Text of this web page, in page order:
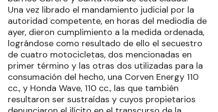
Una vez librado el mandamiento judicial por la
autoridad competente, en horas del mediodía de
ayer, dieron cumplimiento a la medida ordenada,
lográndose como resultado de ello el secuestro
de cuatro motocicletas, dos mencionadas en
primer término y las otras dos utilizadas para la
consumación del hecho, una Corven Energy 110
cc., y Honda Wave, 110 cc., las que también
resultaron ser sustraídas y cuyos propietarios